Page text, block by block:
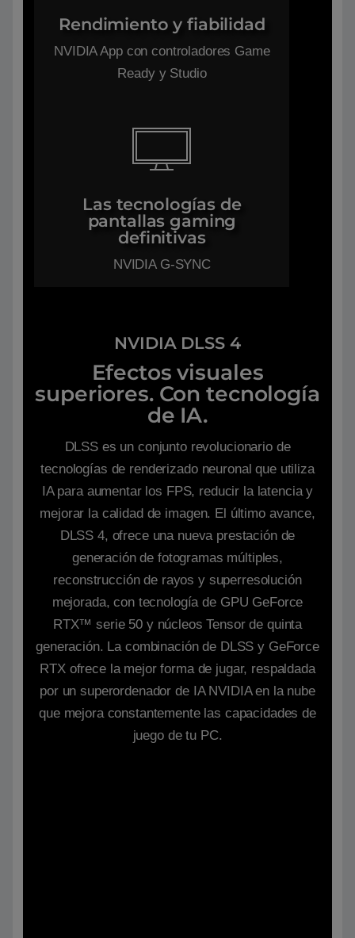
Rendimiento y fiabilidad
NVIDIA App con controladores Game
Ready y Studio
Las tecnologías de
pantallas gaming
definitivas
NVIDIA G-SYNC
NVIDIA DLSS 4
Efectos visuales
superiores. Con tecnología
de IA.
DLSS es un conjunto revolucionario de
tecnologías de renderizado neuronal que utiliza
IA para aumentar los FPS, reducir la latencia y
mejorar la calidad de imagen. ‌El último avance,
DLSS 4, ofrece una nueva prestación de
generación de fotogramas múltiples,
reconstrucción de rayos y superresolución
mejorada, con tecnología de GPU GeForce
RTX™ serie 50 y núcleos Tensor de quinta
generación. La combinación de DLSS y GeForce
RTX ofrece la mejor forma de jugar, respaldada
por un superordenador de IA NVIDIA en la nube
que mejora constantemente las capacidades de
juego de tu PC.